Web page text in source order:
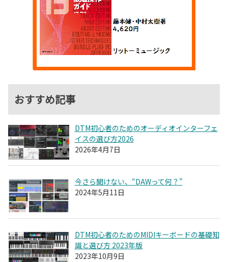
おすすめ記事
DTM初心者のためのオーディオインターフェ
イスの選び方2026
2026年4月7日
今さら聞けない、“DAWって何？”
2024年5月11日
DTM初心者のためのMIDIキーボードの基礎知
識と選び方 2023年版
2023年10月9日